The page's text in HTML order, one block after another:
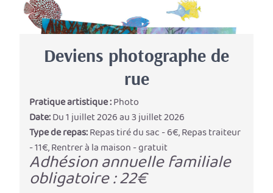
Deviens photographe de
rue
Pratique artistique :Photo
Date:Du 1 juillet 2026 au 3 juillet 2026
Type de repas:Repas tiré du sac - 6€, Repas traiteur
- 11€, Rentrer à la maison - gratuit
Adhésion annuelle familiale
obligatoire : 22€